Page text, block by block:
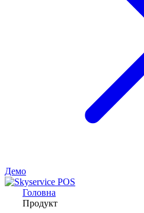
Демо
Головна
Продукт